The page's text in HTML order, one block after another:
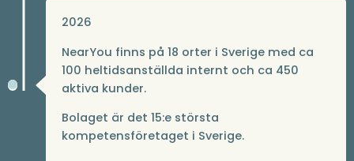
2026
NearYou finns på 18 orter i Sverige med ca
100 heltidsanställda internt och ca 450
aktiva kunder.
Bolaget är det 15:e största
kompetensföretaget i Sverige.